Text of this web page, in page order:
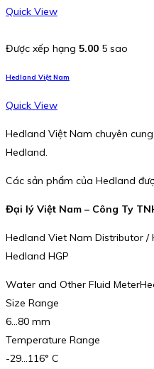
Quick View
Được xếp hạng 5.00 5 sao
Hedland Việt Nam
Quick View
Hedland Việt Nam chuyên
Hedland.
Các sản phẩm của Hedland
Đại lý Việt Nam – Công Ty
Hedland Viet Nam Distributor /
Hedland HGP
Water and Other Fluid
Size Range
6…80 mm
Temperature Range
-29…116° C